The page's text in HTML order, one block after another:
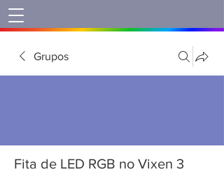
Grupos
Fita de LED RGB no Vixen 3